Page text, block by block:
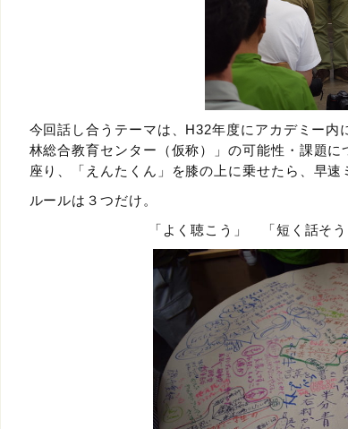
今回話し合うテーマは、H32年度にアカデミー
林総合教育センター（仮称）」の可能性・課題
座り、「えんたくん」を膝の上に乗せたら、早速
ルールは３つだけ。
「よく聴こう」 「短く話そ